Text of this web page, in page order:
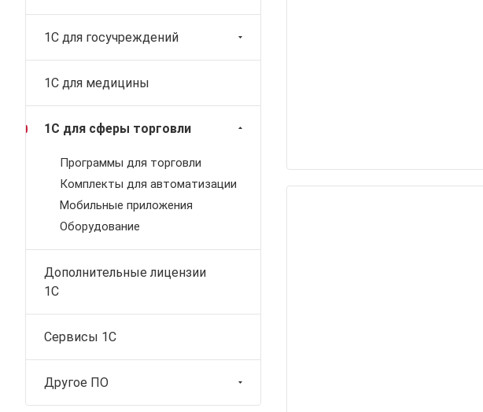
1С для госучреждений
1С для медицины
1С для сферы торговли
Программы для торговли
Комплекты для автоматизации
Мобильные приложения
Оборудование
Дополнительные лицензии
1С
Сервисы 1С
Другое ПО